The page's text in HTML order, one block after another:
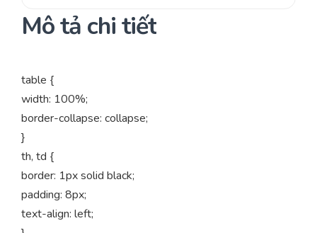
Mô tả chi tiết
table {
width: 100%;
border-collapse: collapse;
}
th, td {
border: 1px solid black;
padding: 8px;
text-align: left;